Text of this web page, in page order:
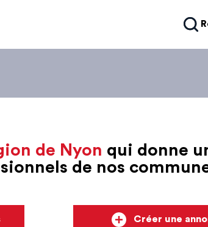
de Nyon qui donne
de nos
Créer une